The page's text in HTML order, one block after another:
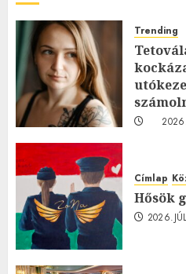
Trending
Címlap
Hősök